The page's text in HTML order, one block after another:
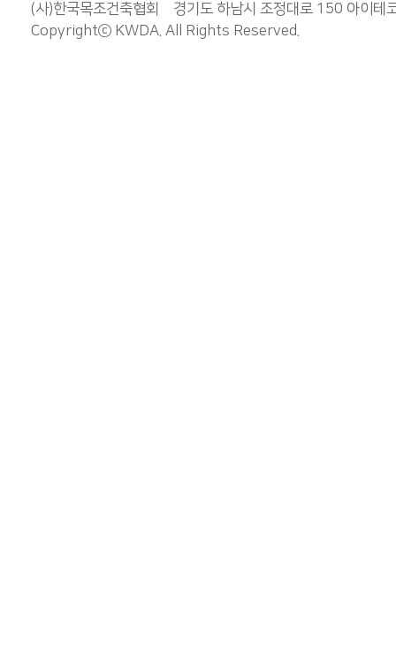
(사)한국목조건축협회 경기도 하남시 조정대로 150 아
Copyrightⓒ KWDA. All Rights Reserved.